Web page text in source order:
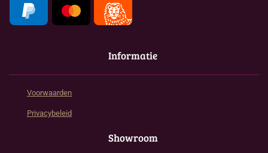
Informatie
Voorwaarden
Privacybeleid
Showroom